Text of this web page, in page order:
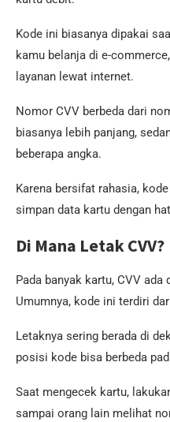
Kode ini biasanya dipakai
kamu belanja di e-
layanan lewat internet.
Nomor CVV berbeda dari
biasanya lebih panjang,
beberapa angka.
Karena bersifat rahasia,
simpan data kartu dengan
Di Mana Letak CVV?
Pada banyak kartu, CVV ada
Umumnya, kode ini terdiri
Letaknya sering berada di
posisi kode bisa berbeda
Saat mengecek kartu,
sampai orang lain melihat